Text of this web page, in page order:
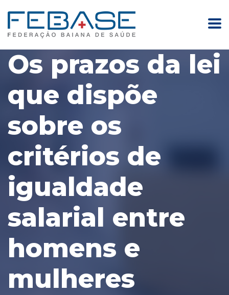
Os prazos da lei
que dispõe
sobre os
critérios de
igualdade
salarial entre
homens e
mulheres